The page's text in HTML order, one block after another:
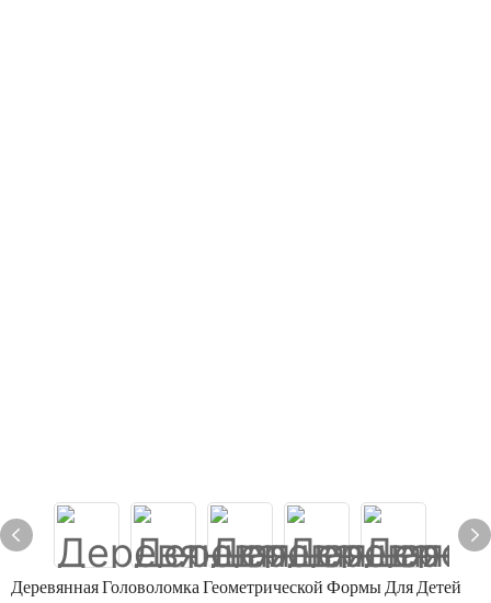
Деревянная Головоломка Геометрической Формы Для Детей